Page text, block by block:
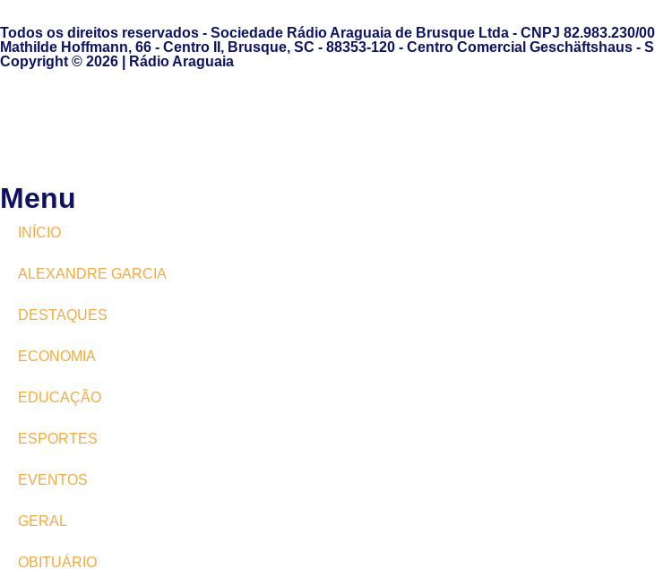
Todos os direitos reservados - Sociedade Rádio Araguaia de Brusque Ltda - CNPJ 82.983.230/
Mathilde Hoffmann, 66 - Centro II, Brusque, SC - 88353-120 - Centro Comercial Geschäftshaus -
Copyright © 2026 | Rádio Araguaia
Menu
INÍCIO
ALEXANDRE GARCIA
DESTAQUES
ECONOMIA
EDUCAÇÃO
ESPORTES
EVENTOS
GERAL
OBITUÁRIO